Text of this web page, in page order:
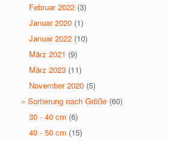
Februar 2022 (3)
Januar 2020 (1)
Januar 2022 (10)
März 2021 (9)
März 2023 (11)
November 2020 (5)
» Sortierung nach Größe (60)
30 - 40 cm (6)
40 - 50 cm (15)